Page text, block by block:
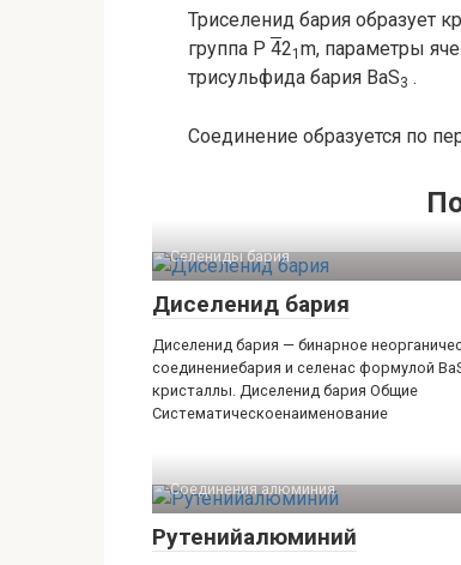
Триселенид бария образует
группа P 421 m, параметры
трисульфида бария BaS3 .
Соединение образуется по
Селениды бария‎
Диселенид бария
Диселенид бария — бинарное
соединениебария и селенас формулой
кристаллы. Диселенид бария Общие
Систематическоенаименование
Соединения алюминия‎
Рутенийалюминий